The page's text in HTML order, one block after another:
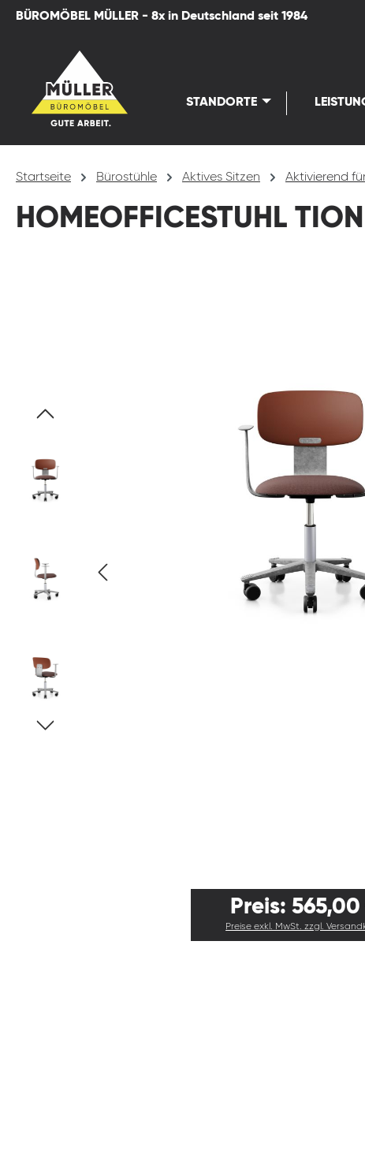
Zur Hauptnavigation springen
BÜROMÖBEL MÜLLER - 8x in Deutschland seit 1984
STANDORTE
Startseite Bürostühle Aktives Sitzen Aktivierend
HOMEOFFICESTUHL
Preis:
Preise exkl. MwSt. zzgl.